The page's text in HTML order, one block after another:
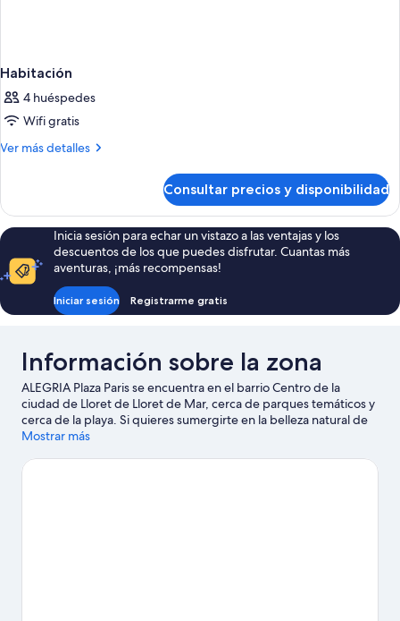
Habitación
4 huéspedes
Wifi gratis
Ver más detalles
Más
Consultar precios y disponibilidad
Inicia sesión para echar un vistazo a las ventajas y los
descuentos de los que puedes disfrutar. Cuantas más
aventuras, ¡más recompensas!
Iniciar sesión Registrarme gratis
Información sobre la zona
ALEGRIA Plaza Paris se encuentra en el barrio Centro de la
ciudad de Lloret de Lloret de Mar, cerca de parques temáticos y
cerca de la playa. Si quieres sumergirte en la belleza natural de
la región, acércate a Playa de Lloret de Mar o a Playa de Fenals.
merecen la pena. Te encantará explorar la zona y vivir aventuras
Mostrar más